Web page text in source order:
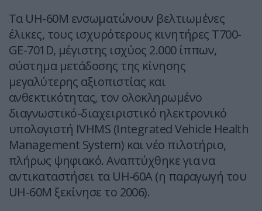
Τα UH-60M ενσωματώνουν βελτιωμένες
έλικες, τους ισχυρότερους κινητήρες T700-
GE-701D, μέγιστης ισχύος 2.000 ίππων,
σύστημα μετάδοσης της κίνησης
μεγαλύτερης αξιοπιστίας και
ανθεκτικότητας, τον ολοκληρωμένο
διαγνωστικό-διαχειριστικό ηλεκτρονικό
υπολογιστή IVHMS (Integrated Vehicle Health
Management System) και νέο πιλοτήριο,
πλήρως ψηφιακό. Αναπτύχθηκε για να
αντικαταστήσει τα UH-60A (η παραγωγή του
UH-60M ξεκίνησε το 2006).